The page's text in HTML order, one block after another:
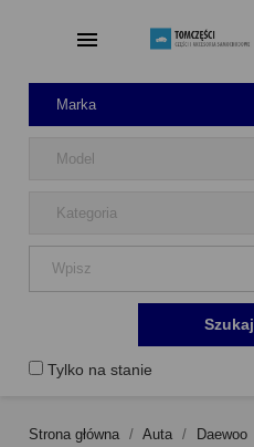
Tylko na stanie
Szukaj
Strona główna Auta Daewoo